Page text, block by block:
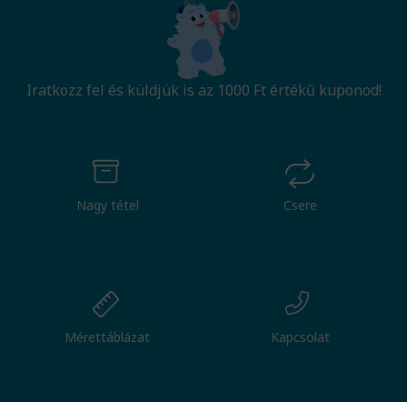
Iratkozz fel és küldjük is az 1000 Ft értékű kuponod!
Nagy tétel Csere
Mérettáblázat Kapcsolat